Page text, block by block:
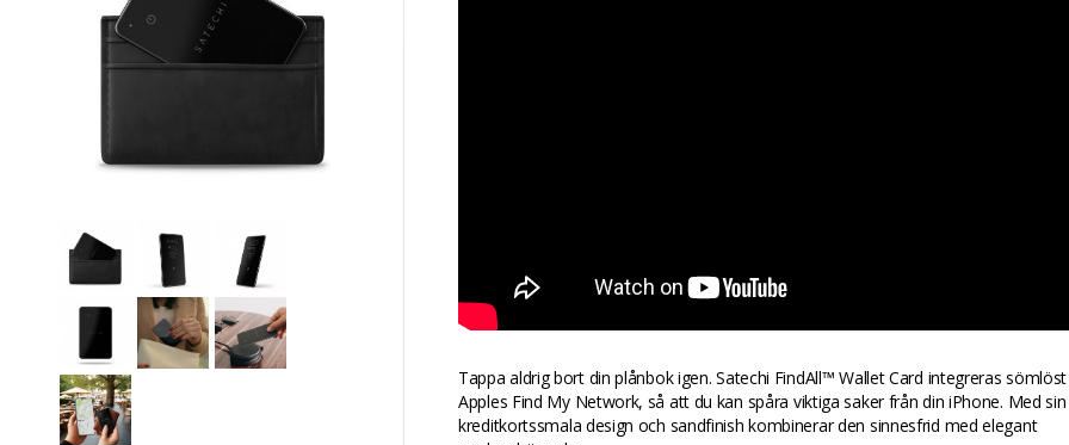
Tappa aldrig bort din plånbok igen. Satechi FindAll™ Wallet Card integreras
Apples Find My Network, så att du kan spåra viktiga saker från din iPhone. Med sin
kreditkortssmala design och sandfinish kombinerar den sinnesfrid med elegant